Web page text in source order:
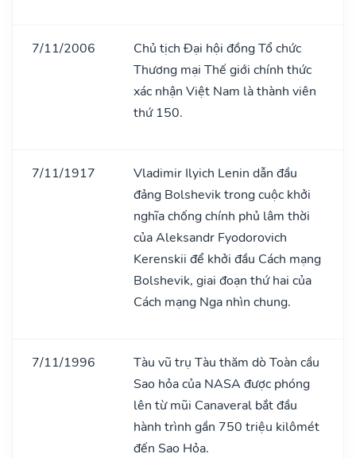
7/11/2006
Chủ tịch Đại hội đồng Tổ chức
Thương mại Thế giới chính thức
xác nhận Việt Nam là thành viên
thứ 150.
7/11/1917
Vladimir Ilyich Lenin dẫn đầu
đảng Bolshevik trong cuộc khởi
nghĩa chống chính phủ lâm thời
của Aleksandr Fyodorovich
Kerenskii để khởi đầu Cách mạng
Bolshevik, giai đoạn thứ hai của
Cách mạng Nga nhìn chung.
7/11/1996
Tàu vũ trụ Tàu thăm dò Toàn cầu
Sao hỏa của NASA được phóng
lên từ mũi Canaveral bắt đầu
hành trình gần 750 triệu kilômét
đến Sao Hỏa.